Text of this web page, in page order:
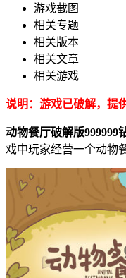
游戏截图
相关专题
相关版本
相关文章
相关游戏
说明：游戏已破解，提
动物餐厅破解版999999
戏中玩家经营一个动物